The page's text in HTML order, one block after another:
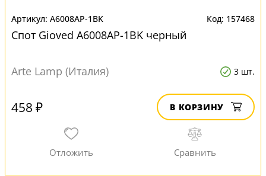
A6008AP-1BK 157468
Спот Gioved A6008AP-1BK черный
Arte Lamp (Италия) 3 шт.
458 ₽ В КОРЗИНУ